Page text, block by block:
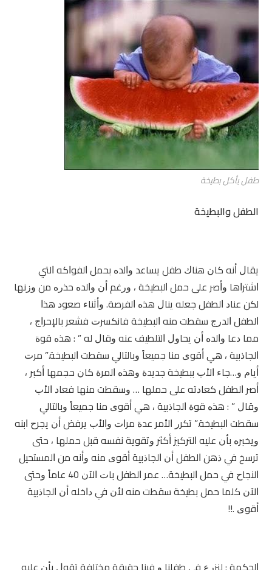
طفل يأكل بطيخة
الطفل والبطيخة
ﻳﻘﺎﻝ ﺃﻧﻪ ﻛﺎﻥ ﻫﻨﺎﻙ ﻃﻔﻞ ﻳﺴﺎﻋﺪ ﻭﺍﻟﺪﻩ ﺑﺤﻤﻞ ﺍﻟﻔﻮﺍﻛﻪ ﺍﻟﺘﻲ
ﺍﺷﺘﺮﺍﻫﺎ ﻭﺃﺻﺮ ﻋﻠﻰ ﺣﻤﻞ ﺍﻟﺒﻄﻴﺨﺔ ، ﻭﺭﻏﻢ ﺃﻥ ﻭﺍﻟﺪﻩ ﺣﺬﺭﻩ ﻣﻦ ﻭﺯﻧﻬﺎ
ﻟﻜﻦ ﻋﻨﺎﺩ ﺍﻟﻄﻔﻞ ﺟﻌﻠﻪ ﻳﻨﺎﻝ ﻫﺬﻩ ﺍﻟﻔﺮﺻﺔ. ﻭﺃﺛﻨﺎﺀ ﺻﻌﻮﺩ ﻫﺬﺍ
ﺍﻟﻄﻔﻞ ﺍﻟﺪﺭﺝ ﺳﻘﻄﺖ ﻣﻨﻪ ﺍﻟﺒﻄﻴﺨﺔ ﻓﺎﻧﻜﺴﺮﺕ ﻓﺸﻌﺮ ﺑﺎﻹﺣﺮﺍﺝ ،
ﻣﻤﺎ ﺩﻋﺎ ﻭﺍﻟﺪﻩ ﺃﻥ ﻳﺤﺎﻭﻝ ﺍﻟﺘﻠﻄﻴﻒ ﻋﻨﻪ ﻭﻗﺎﻝ ﻟﻪ ” : ﻫﺬﻩ ﻗﻮﺓ
ﺍﻟﺠﺎﺫﺑﻴﺔ ، ﻫﻲ ﺃﻗﻮﻯ ﻣﻨﺎ ﺟﻤﻴﻌﺎً ﻭﺑﺎﻟﺘﺎﻟﻲ ﺳﻘﻄﺖ ﺍﻟﺒﻄﻴﺨﺔ.” ﻣﺮﺕ
ﺃﻳﺎﻡ ﻭ…ﺟﺎﺀ ﺍﻷﺏ ﺑﺒﻄﻴﺨﺔ ﺟﺪﻳﺪﺓ ﻭﻫﺬﻩ ﺍﻟﻤﺮﺓ ﻛﺎﻥ ﺣﺠﻤﻬﺎ ﺃﻛﺒﺮ ،
ﺃﺻﺮ ﺍﻟﻄﻔﻞ ﻛﻌﺎﺩﺗﻪ ﻋﻠﻰ ﺣﻤﻠﻬﺎ … ﻭﺳﻘﻄﺖ ﻣﻨﻬﺎ ﻓﻌﺎﺩ ﺍﻷﺏ
ﻭﻗﺎﻝ ” : ﻫﺬﻩ ﻗﻮﺓ ﺍﻟﺠﺎﺫﺑﻴﺔ ، ﻫﻲ ﺃﻗﻮﻯ ﻣﻨﺎ ﺟﻤﻴﻌﺎً ﻭﺑﺎﻟﺘﺎﻟﻲ
ﺳﻘﻄﺖ ﺍﻟﺒﻄﻴﺨﺔ.” ﺗﻜﺮﺭ ﺍﻷﻣﺮ ﻋﺪﺓ ﻣﺮﺍﺕ ﻭﺍﻷﺏ ﻳﺮﻓﺾ ﺃﻥ ﻳﺠﺮﺡ ﺍﺑﻨﻪ
ﻭﻳﺨﺒﺮﻩ ﺑﺄﻥ ﻋﻠﻴﻪ ﺍﻟﺘﺮﻛﻴﺰ ﺃﻛﺜﺮ ﻭﺗﻘﻮﻳﺔ ﻧﻔﺴﻪ ﻗﺒﻞ ﺣﻤﻠﻬﺎ ، ﺣﺘﻰ
ﺗﺮﺳﺦ ﻓﻲ ﺫﻫﻦ ﺍﻟﻄﻔﻞ ﺃﻥ ﺍﻟﺠﺎﺫﺑﻴﺔ ﺃﻗﻮﻯ ﻣﻨﻪ ﻭﺃﻧﻪ ﻣﻦ ﺍﻟﻤﺴﺘﺤﻴﻞ
ﺍﻟﻨﺠﺎﺡ ﻓﻲ ﺣﻤﻞ ﺍﻟﺒﻄﻴﺨﺔ… ﻋﻤﺮ ﺍﻟﻄﻔﻞ ﺑﺎﺕ ﺍﻵﻥ 40 ﻋﺎﻣﺎً ﻭﺣﺘﻰ
ﺍﻵﻥ ﻛﻠﻤﺎ ﺣﻤﻞ ﺑﻄﻴﺨﺔ ﺳﻘﻄﺖ ﻣﻨﻪ ﻷﻥ ﻓﻲ ﺩﺍﺧﻠﻪ ﺃﻥ ﺍﻟﺠﺎﺫﺑﻴﺔ
ﺃﻗﻮﻯ .!!